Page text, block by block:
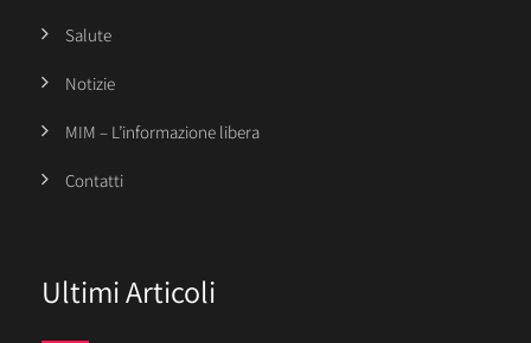
Salute
Notizie
MIM – L’informazione libera
Contatti
Ultimi Articoli